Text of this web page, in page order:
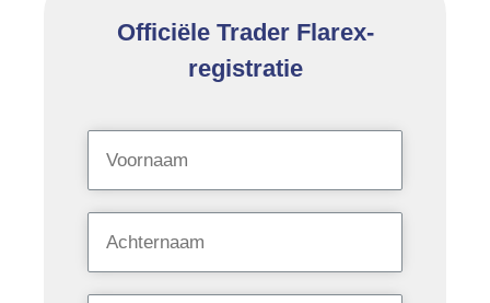
Officiële Trader Flarex-
registratie